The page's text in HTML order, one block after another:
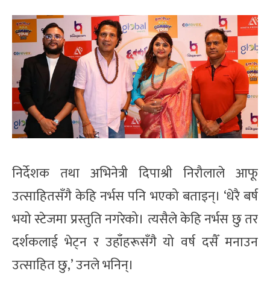
निर्देशक तथा अभिनेत्री दिपाश्री निरौलाले आफू
उत्साहितसँगै केहि नर्भस पनि भएको बताइन्। ‘धेरै बर्ष
भयो स्टेजमा प्रस्तुति नगरेको। त्यसैले केहि नर्भस छु तर
दर्शकलाई भेट्न र उहाँहरूसँगै यो वर्ष दसैँ मनाउन
उत्साहित छु,’ उनले भनिन्।